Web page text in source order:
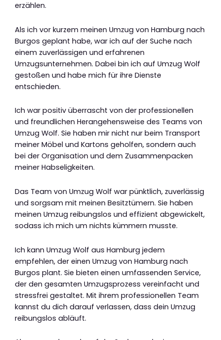
erzählen.
Als ich vor kurzem meinen Umzug von Hamburg nach
Burgos geplant habe, war ich auf der Suche nach
einem zuverlässigen und erfahrenen
Umzugsunternehmen. Dabei bin ich auf Umzug Wolf
gestoßen und habe mich für ihre Dienste
entschieden.
Ich war positiv überrascht von der professionellen
und freundlichen Herangehensweise des Teams von
Umzug Wolf. Sie haben mir nicht nur beim Transport
meiner Möbel und Kartons geholfen, sondern auch
bei der Organisation und dem Zusammenpacken
meiner Habseligkeiten.
Das Team von Umzug Wolf war pünktlich, zuverlässig
und sorgsam mit meinen Besitztümern. Sie haben
meinen Umzug reibungslos und effizient abgewickelt,
sodass ich mich um nichts kümmern musste.
Ich kann Umzug Wolf aus Hamburg jedem
empfehlen, der einen Umzug von Hamburg nach
Burgos plant. Sie bieten einen umfassenden Service,
der den gesamten Umzugsprozess vereinfacht und
stressfrei gestaltet. Mit ihrem professionellen Team
kannst du dich darauf verlassen, dass dein Umzug
reibungslos abläuft.